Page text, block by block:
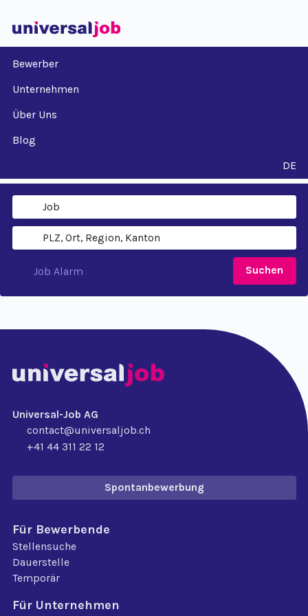
Bewerber
Unternehmen
Über Uns
Blog
DE
Suchen
Job Alarm
Universal-Job AG
contact@universaljob.ch
+41 44 311 22 12
Spontanbewerbung
Für Bewerbende
Stellensuche
Dauerstelle
Temporär
Für Unternehmen